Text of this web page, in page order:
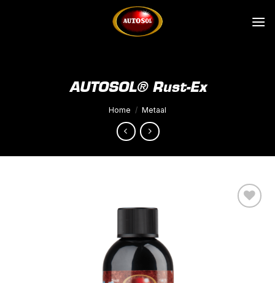
AUTOSOL® Rust-Ex
Home / Metaal